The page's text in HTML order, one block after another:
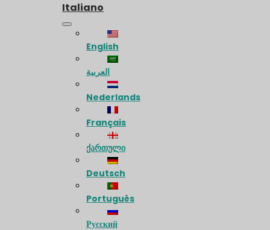
Italiano
English
العربية
Nederlands
Français
ქართული
Deutsch
Português
Русский